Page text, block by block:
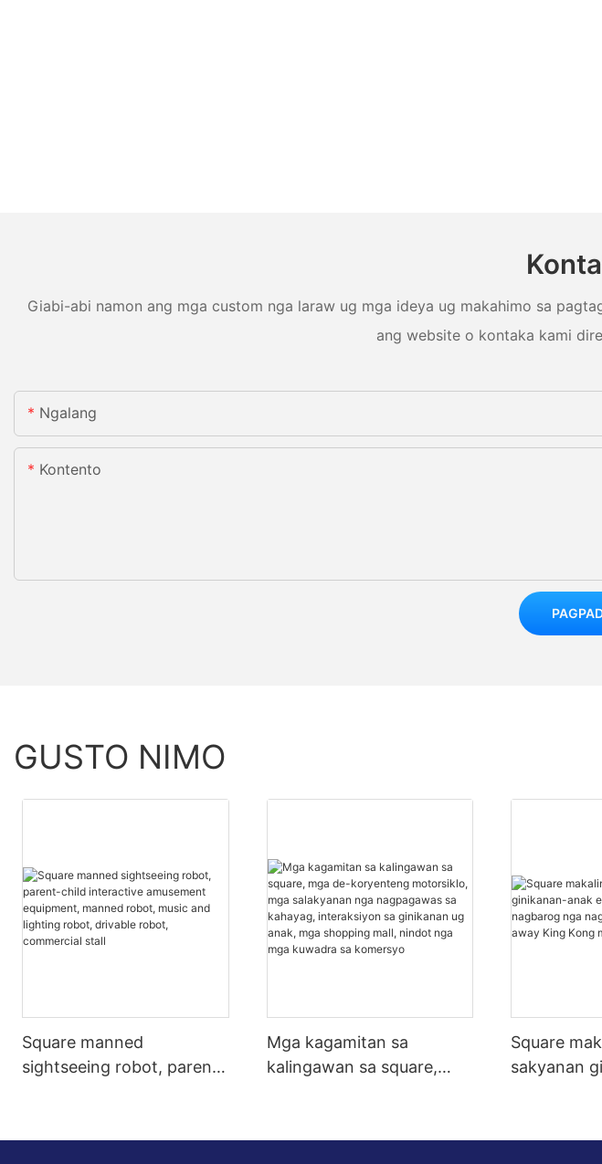
Giabi-abi namon ang mga custom nga laraw ug mga ideya ug makahimo sa
ang website o kontaka kami
Ngalang
Kontento
GUSTO NIMO
Square manned
sightseeing robot, parent-
manned robot, music and
Mga kagamitan sa
kalingawan sa square,
salakyanan nga
Square
sakyanan
gubat-